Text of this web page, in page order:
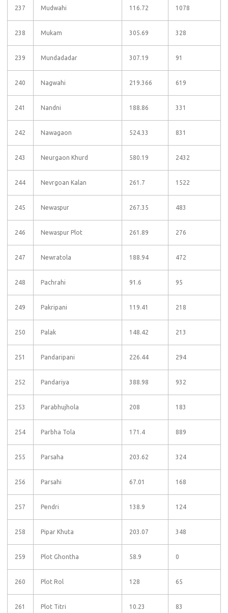
237 Mudwahi 116.72 1078
238 Mukam 305.69 328
239 Mundadadar 307.19 91
240 Nagwahi 219.366 619
241 Nandni 188.86 331
242 Nawagaon 524.33 831
243 Neurgaon Khurd 580.19 2432
244 Nevrgoan Kalan 261.7 1522
245 Newaspur 267.35 483
246 Newaspur Plot 261.89 276
247 Newratola 188.94 472
248 Pachrahi 91.6 95
249 Pakripani 119.41 218
250 Palak 148.42 213
251 Pandaripani 226.44 294
252 Pandariya 388.98 932
253 Parabhujhola 208 183
254 Parbha Tola 171.4 889
255 Parsaha 203.62 324
256 Parsahi 67.01 168
257 Pendri 138.9 124
258 Pipar Khuta 203.07 348
259 Plot Ghontha 58.9 0
260 Plot Rol 128 65
261 Plot Titri 10.23 83